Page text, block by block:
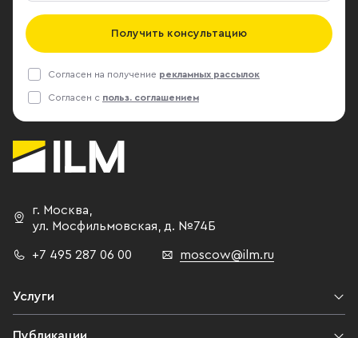
Получить консультацию
Согласен на получение рекламных рассылок
Согласен с польз. соглашением
г. Москва,
ул. Мосфильмовская, д. №74Б
+7 495 287 06 00 moscow@ilm.ru
Услуги